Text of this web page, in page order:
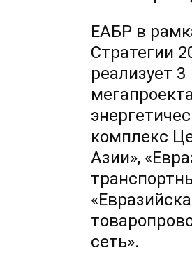
ЕАБР в
Стратегии
реализует 3
комплекс
Азии»,
сеть».